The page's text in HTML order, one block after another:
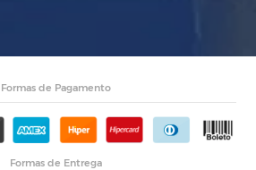
Formas de Pagamento
Formas de Entrega